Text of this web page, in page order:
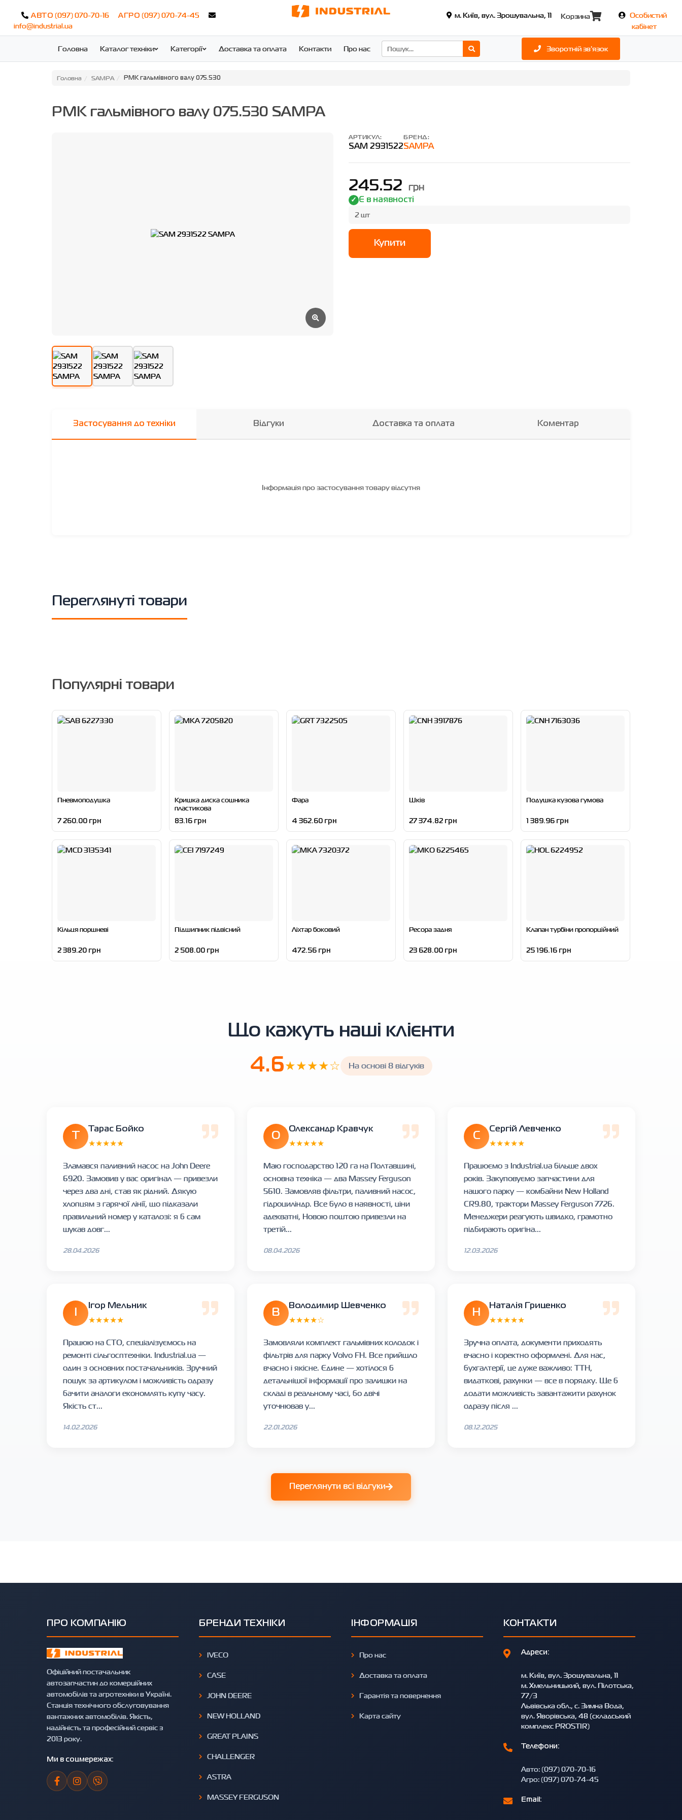
АВТО (097) 070-70-16 АГРО (097) 070-74-45
info@industrial.ua
м. Київ, вул. Зрошувальна, 11 Корзина
Особистий
кабінет
Головна Каталог техніки Категорії Доставка та оплата Контакти Про нас Зворотній зв'язок
Головна SAMPA РМК гальмівного валу 075.530
РМК гальмівного валу 075.530 SAMPA
АРТИКУЛ:
SAM 2931522
БРЕНД:
SAMPA
245.52 грн
Є в наявності
2 шт
Купити
Застосування до техніки Відгуки Доставка та оплата Коментар
Інформація про застосування товару відсутня
Переглянуті товари
Популярні товари
Пневмоподушка
7 260.00 грн
Кришка диска сошника
пластикова
83.16 грн
Фара
4 362.60 грн
Шків
27 374.82 грн
Подушка кузова гумова
1 389.96 грн
Кільця поршневі
2 389.20 грн
Підшипник підвісний
2 508.00 грн
Ліхтар боковий
472.56 грн
Ресора задня
23 628.00 грн
Клапан турбіни пропорційний
25 196.16 грн
Що кажуть наші клієнти
4.6★★★★☆ На основі 8 відгуків
Тарас Бойко
★★★★★
Зламався паливний насос на John Deere
6920. Замовив у вас оригінал — привезли
через два дні, став як рідний. Дякую
хлопцям з гарячої лінії, що підказали
правильний номер у каталозі: я б сам
шукав довг...
28.04.2026
О
Олександр Кравчук
★★★★★
Маю господарство 120 га на Полтавщині,
основна техніка — два Massey Ferguson
5610. Замовляв фільтри, паливний насос,
гідроциліндр. Все було в наявності, ціни
адекватні, Новою поштою привезли на
третій...
08.04.2026
С
Сергій Левченко
★★★★★
Працюємо з Industrial.ua більше двох
років. Закуповуємо запчастини для
нашого парку — комбайни New Holland
CR9.80, трактори Massey Ferguson 7726.
Менеджери реагують швидко, грамотно
підбирають оригіна...
12.03.2026
Ігор Мельник
★★★★★
Працюю на СТО, спеціалізуємось на
ремонті сільгосптехніки. Industrial.ua —
один з основних постачальників. Зручний
пошук за артикулом і можливість одразу
бачити аналоги економлять купу часу.
Якість ст...
14.02.2026
В
Володимир Шевченко
★★★★☆
Замовляли комплект гальмівних колодок і
фільтрів для парку Volvo FH. Все прийшло
вчасно і якісне. Єдине — хотілося б
детальнішої інформації про залишки на
складі в реальному часі, бо двічі
уточнював у...
22.01.2026
Н
Наталія Гриценко
★★★★★
Зручна оплата, документи приходять
вчасно і коректно оформлені. Для нас,
бухгалтерії, це дуже важливо: ТТН,
видаткові, рахунки — все в порядку. Ще б
додати можливість завантажити рахунок
одразу після ...
08.12.2025
Переглянути всі відгуки
ПРО КОМПАНІЮ
Офіційний постачальник
автозапчастин до комерційних
автомобілів та агротехніки в Україні.
Станція технічного обслуговування
вантажних автомобілів. Якість,
надійність та професійний сервіс з
2013 року.
Ми в соцмережах:
БРЕНДИ ТЕХНІКИ
IVECO
CASE
JOHN DEERE
NEW HOLLAND
GREAT PLAINS
CHALLENGER
ASTRA
MASSEY FERGUSON
ІНФОРМАЦІЯ
Про нас
Доставка та оплата
Гарантія та повернення
Карта сайту
КОНТАКТИ
Адреси:
м. Київ, вул. Зрошувальна, 11
м. Хмельницький, вул. Пілотська,
77/3
Львівська обл., с. Зимна Вода,
вул. Яворівська, 48 (складський
комплекс PROSTIR)
Телефони:
Авто: (097) 070-70-16
Агро: (097) 070-74-45
Email: